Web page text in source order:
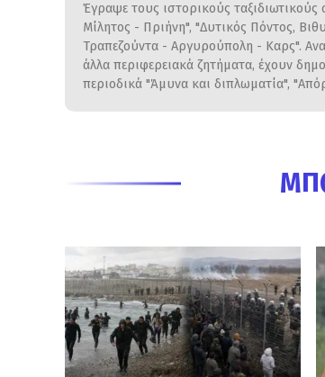
Έγραψε τους ιστορικούς
Μίλητος - Πριήνη", "Δυτικός Πόντος,
Τραπεζούντα - Αργυρούπολη - Καρς".
άλλα περιφερειακά ζητήματα, έχουν
περιοδικά "Άμυνα και διπλωματία",